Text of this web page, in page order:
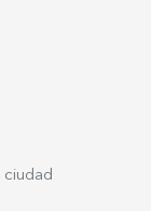
15 m² y
y se
de
ciudad